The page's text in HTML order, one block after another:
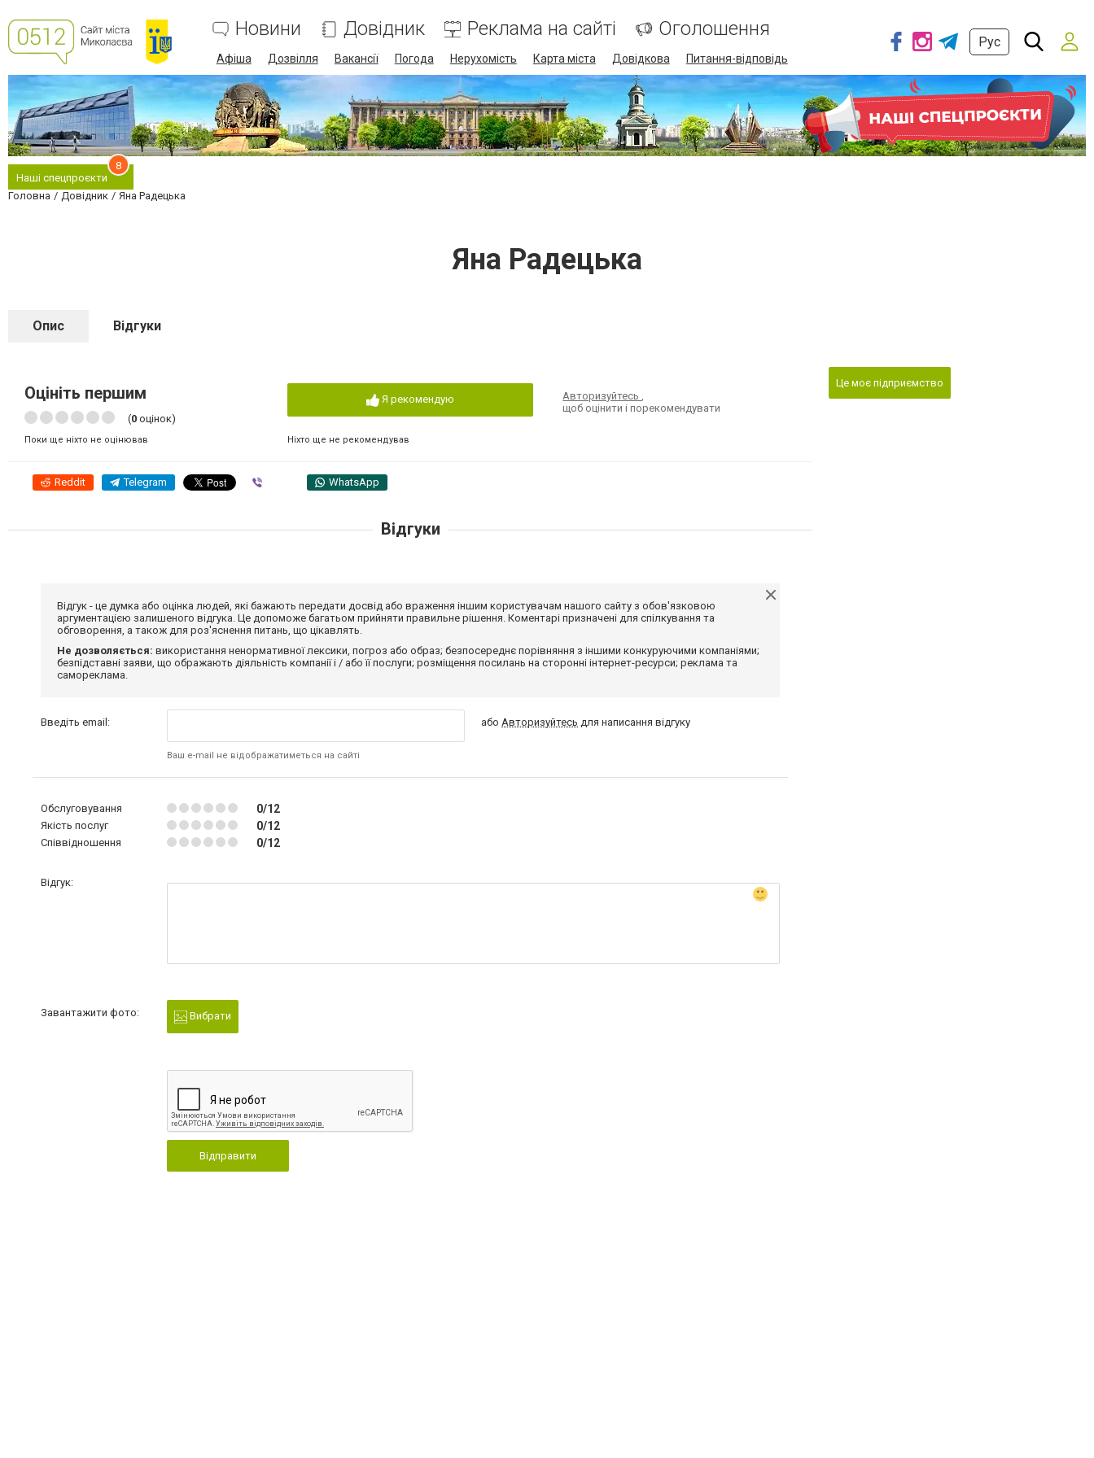
Новини Довідник Реклама на сайті Оголошення
Афіша Дозвілля Вакансії Погода Нерухомість Карта міста Довідкова Питання-відповідь
Рус
Наші спецпроєкти
8
Головна Довідник Яна Радецька
Яна Радецька
Опис Відгуки
Оцініть першим
(0 оцінок)
Поки ще ніхто не оцінював
Я рекомендую
Ніхто ще не рекомендував
Авторизуйтесь,
щоб оцінити і порекомендувати
Reddit Telegram WhatsApp
Це моє підприємство
Відгуки
Відгук - це думка або оцінка людей, які бажають передати досвід або враження іншим користувачам нашого сайту з обов'язковою
аргументацією залишеного відгука. Це допоможе багатьом прийняти правильне рішення. Коментарі призначені для спілкування та
обговорення, а також для роз'яснення питань, що цікавлять.
Не дозволяється: використання ненормативної лексики, погроз або образ; безпосереднє порівняння з іншими конкуруючими компаніями;
безпідставні заяви, що ображають діяльність компанії і / або її послуги; розміщення посилань на сторонні інтернет-ресурси; реклама та
самореклама.
Введіть email:
Ваш e-mail не відображатиметься на сайті
абоАвторизуйтесь для написання відгуку
Обслуговування 0/12
Якість послуг 0/12
Співвідношення 0/12
Відгук:
Завантажити фото: Вибрати
Відправити